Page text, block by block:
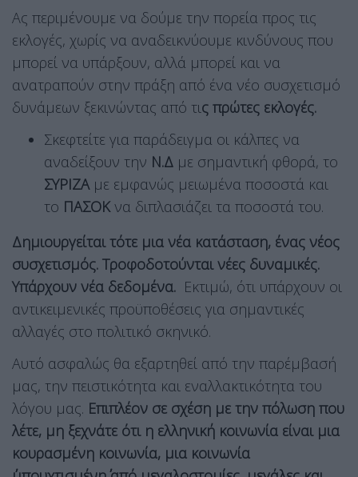
Ας περιμένουμε να δούμε την πορεία προς τις
εκλογές, χωρίς να αναδεικνύουμε κινδύνους που
μπορεί να υπάρξουν, αλλά μπορεί και να
ανατραπούν στην πράξη από ένα νέο συσχετισμό
δυνάμεων ξεκινώντας από τις πρώτες εκλογές.
Σκεφτείτε για παράδειγμα οι κάλπες να
αναδείξουν την Ν.Δ με σημαντική φθορά, το
ΣΥΡΙΖΑ με εμφανώς μειωμένα ποσοστά και
το ΠΑΣΟΚ να διπλασιάζει τα ποσοστά του.
Δημιουργείται τότε μια νέα κατάσταση, ένας νέος
συσχετισμός. Τροφοδοτούνται νέες δυναμικές.
Υπάρχουν νέα δεδομένα. Εκτιμώ, ότι υπάρχουν οι
αντικειμενικές προϋποθέσεις για σημαντικές
αλλαγές στο πολιτικό σκηνικό.
Αυτό ασφαλώς θα εξαρτηθεί από την παρέμβασή
μας, την πειστικότητα και εναλλακτικότητα του
λόγου μας. Επιπλέον σε σχέση με την πόλωση που
λέτε, μη ξεχνάτε ότι η ελληνική κοινωνία είναι μια
κουρασμένη κοινωνία, μια κοινωνία